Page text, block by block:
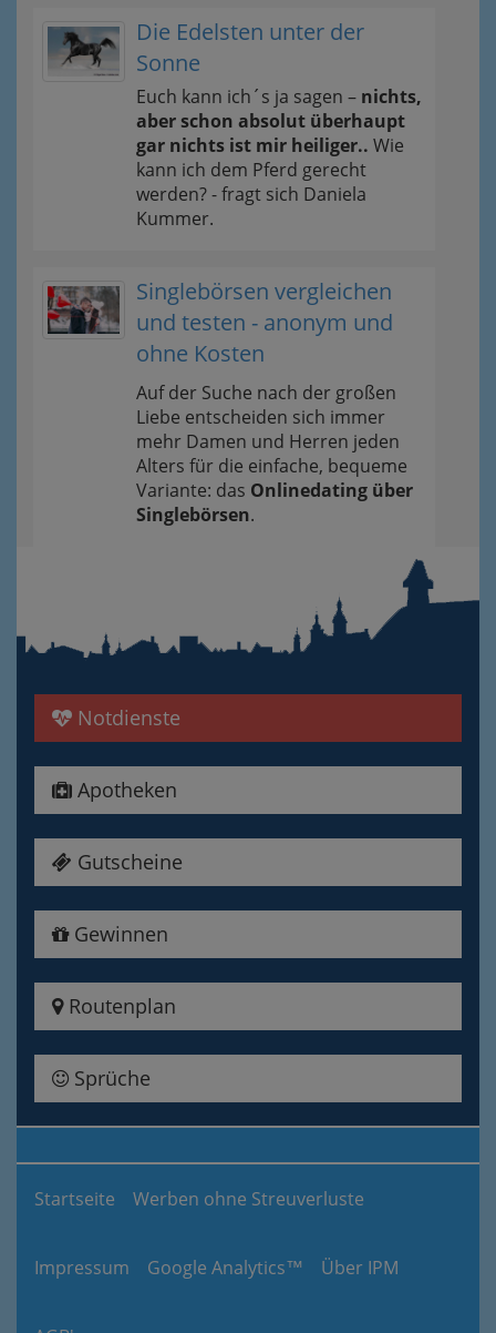
Die Edelsten unter der
Sonne
Euch kann ich´s ja sagen – nichts,
aber schon absolut überhaupt
gar nichts ist mir heiliger.. Wie
kann ich dem Pferd gerecht
werden? - fragt sich Daniela
Kummer.
Singlebörsen vergleichen
und testen - anonym und
ohne Kosten
Auf der Suche nach der großen
Liebe entscheiden sich immer
mehr Damen und Herren jeden
Alters für die einfache, bequeme
Variante: das Onlinedating über
Singlebörsen.
Notdienste
Apotheken
Gutscheine
Gewinnen
Routenplan
Sprüche
Startseite Werben ohne Streuverluste
Impressum Google Analytics™ Über IPM